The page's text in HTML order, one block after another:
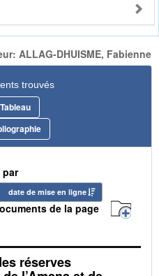
ALLAG-DHUISME, Fabienne
trouvés
par
date de mise en ligne
de la page
réserves